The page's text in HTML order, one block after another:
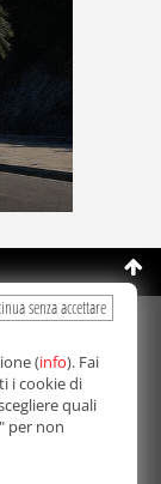
in qualunque
del
2003
senza accettare
(info). Fai
i cookie di
quali
per non